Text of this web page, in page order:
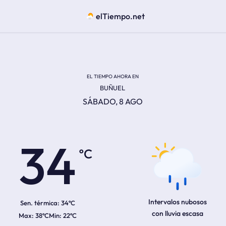
elTiempo.net
EL TIEMPO AHORA EN
BUÑUEL
SÁBADO, 8 AGO
34
Sen. térmica: 34ºC
38ºC 22ºC
Intervalos nubosos
con lluvia escasa